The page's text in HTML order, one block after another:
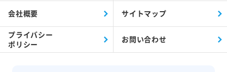
会社概要 サイトマップ
プライバシー
ポリシー
お問い合わせ